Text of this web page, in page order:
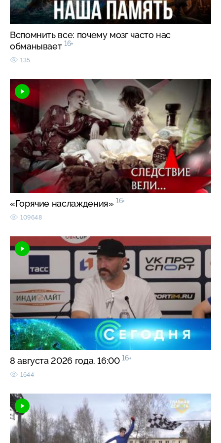
Вспомнить все: почему мозг часто нас
обманывает 16+
135
«Горячие наслаждения» 16+
109648
8 августа 2026 года. 16:00 16+
1644